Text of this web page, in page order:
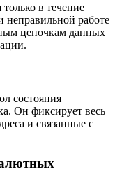
в течение
неправильной работе
цепочкам данных
состояния
Он фиксирует весь
и связанные с